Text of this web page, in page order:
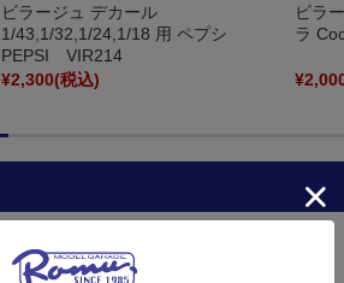
ビラージュ デカール
1/43,1/32,1/24,1/18 用 ペプシ
PEPSI VIR214
¥2,300(税込)
ビラ
ラ